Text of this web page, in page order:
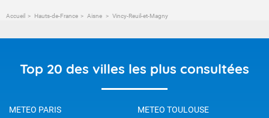
Accueil Hauts-de-France Aisne Vincy-Reuil-et-Magny
Top 20 des villes les plus consultées
METEO PARIS
METEO TOULOUSE